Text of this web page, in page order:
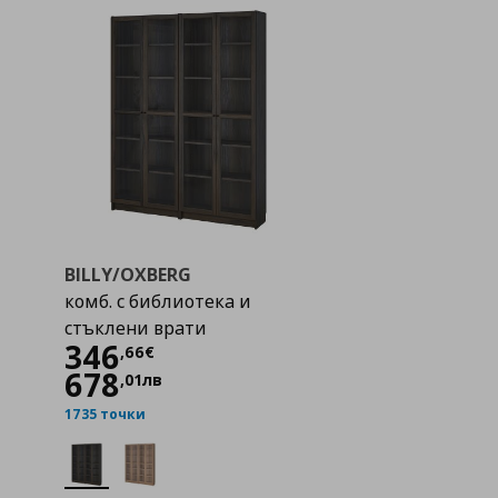
любими
BILLY/OXBERG
комб. с библиотека и
стъклени врати
346,66€
Цена346,66 €
678,01лв
1735 точки